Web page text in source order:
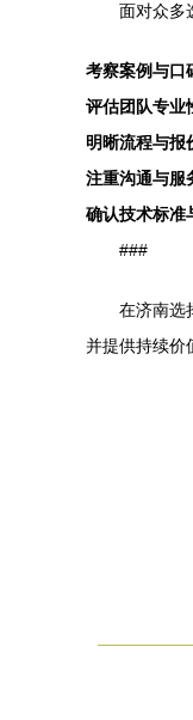
面对众多
考察案例与口
评估团队专业
明晰流程与报
注重沟通与服
确认技术标准
###
在济南选
并提供持续价